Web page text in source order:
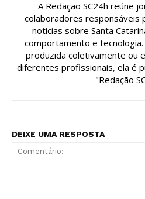
A Redação SC24h reúne
colaboradores responsáveis
notícias sobre Santa
comportamento e
produzida coletivamente ou
diferentes profissionais, ela é
"Redação
DEIXE UMA RESPOSTA